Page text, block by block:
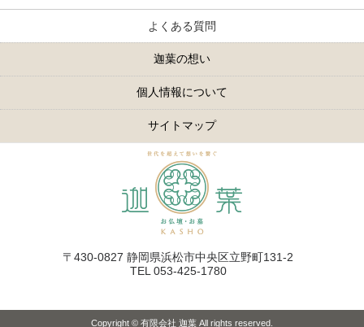
よくある質問
迦葉の想い
個人情報について
サイトマップ
〒430-0827 静岡県浜松市中央区立野町131-2
TEL 053-425-1780
Copyright © 有限会社 迦葉 All rights reserved.